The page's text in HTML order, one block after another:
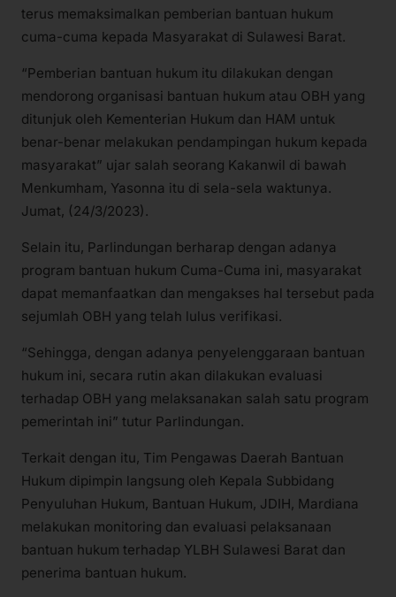
terus memaksimalkan pemberian bantuan hukum
cuma-cuma kepada Masyarakat di Sulawesi Barat.
“Pemberian bantuan hukum itu dilakukan dengan
mendorong organisasi bantuan hukum atau OBH yang
ditunjuk oleh Kementerian Hukum dan HAM untuk
benar-benar melakukan pendampingan hukum kepada
masyarakat” ujar salah seorang Kakanwil di bawah
Menkumham, Yasonna itu di sela-sela waktunya.
Jumat, (24/3/2023).
Selain itu, Parlindungan berharap dengan adanya
program bantuan hukum Cuma-Cuma ini, masyarakat
dapat memanfaatkan dan mengakses hal tersebut pada
sejumlah OBH yang telah lulus verifikasi.
“Sehingga, dengan adanya penyelenggaraan bantuan
hukum ini, secara rutin akan dilakukan evaluasi
terhadap OBH yang melaksanakan salah satu program
pemerintah ini” tutur Parlindungan.
Terkait dengan itu, Tim Pengawas Daerah Bantuan
Hukum dipimpin langsung oleh Kepala Subbidang
Penyuluhan Hukum, Bantuan Hukum, JDIH, Mardiana
melakukan monitoring dan evaluasi pelaksanaan
bantuan hukum terhadap YLBH Sulawesi Barat dan
penerima bantuan hukum.